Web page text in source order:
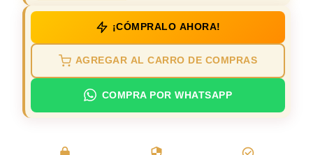
¡CÓMPRALO AHORA!
AGREGAR AL CARRO DE COMPRAS
COMPRA POR WHATSAPP